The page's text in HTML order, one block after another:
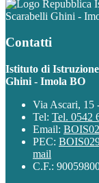
Scarabelli Ghini -
Contatti
Istituto di
Ghini - Imola BO
Via Ascari, 15
Tel: Tel. 0542
Email:
PEC:
mail
C.F.: